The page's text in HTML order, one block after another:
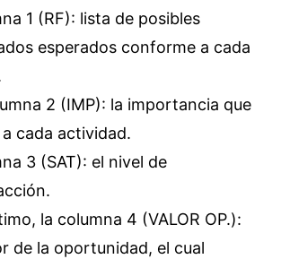
1 (RF): lista de posibles
esperados conforme a cada
2 (IMP): la importancia que
a cada actividad.
3 (SAT): el nivel de
la columna 4 (VALOR OP.):
de la oportunidad, el cual